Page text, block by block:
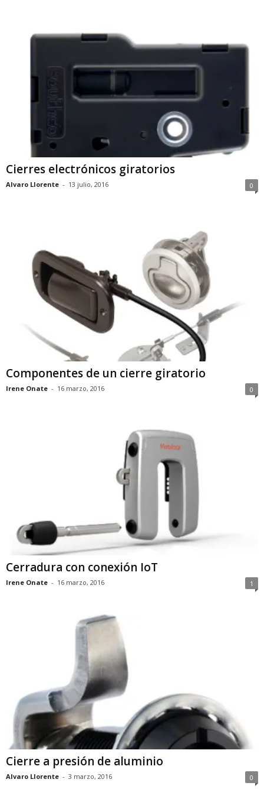
Cierres electrónicos giratorios
Alvaro Llorente - 13 julio, 2016 0
Componentes de un cierre giratorio
Irene Onate - 16 marzo, 2016 0
Cerradura con conexión IoT
Irene Onate - 16 marzo, 2016 1
Cierre a presión de aluminio
Alvaro Llorente - 3 marzo, 2016 0